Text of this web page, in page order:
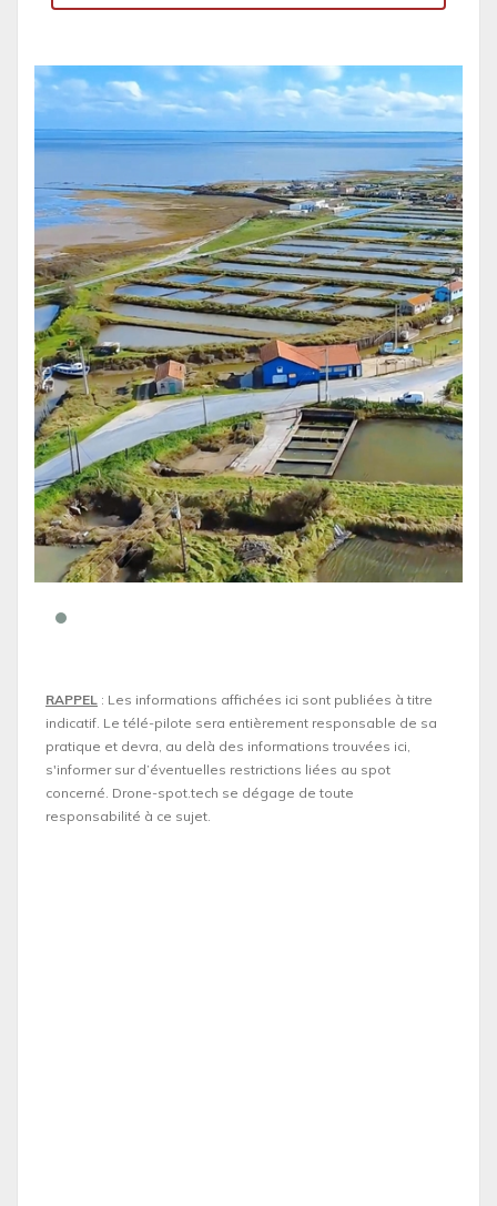
RAPPEL : Les informations affichées ici sont publiées à titre
indicatif. Le télé-pilote sera entièrement responsable de sa
pratique et devra, au delà des informations trouvées ici,
s'informer sur d’éventuelles restrictions liées au spot
concerné. Drone-spot.tech se dégage de toute
responsabilité à ce sujet.